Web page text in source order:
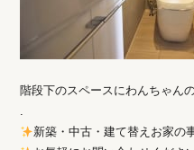
階段下のスペースにわんちゃん
.
新築・中古・建て替えお家の